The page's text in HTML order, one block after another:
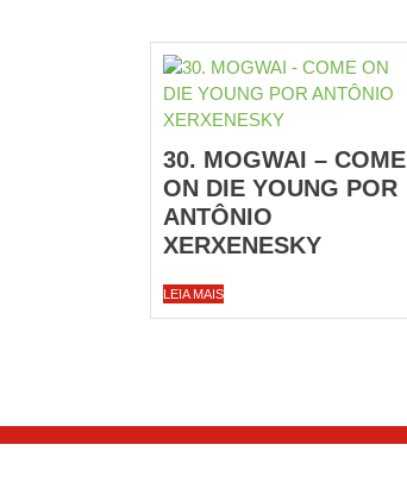
30. MOGWAI – COME
ON DIE YOUNG POR
ANTÔNIO
XERXENESKY
LEIA MAIS